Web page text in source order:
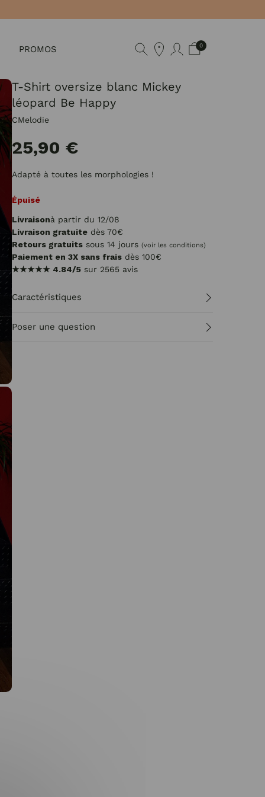
PROMOS 0
T-Shirt oversize blanc Mickey
léopard Be Happy
CMelodie
25,90 €
Adapté à toutes les morphologies !
Épuisé
Livraisonà partir du 12/08
Livraison gratuite dès 70€
Retours gratuits sous 14 jours (voir les conditions)
Paiement en 3X sans frais dès 100€
★★★★★ 4.84/5 sur 2565 avis
Caractéristiques
Poser une question